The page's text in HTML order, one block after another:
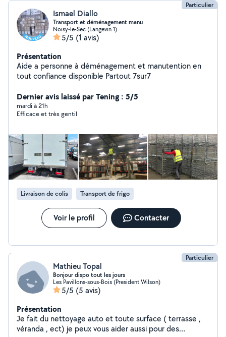
Particulier
Ismael Diallo
Transport et déménagement manu
Noisy-le-Sec (Langevin 1)
5/5 (1 avis)
Présentation
Aide a personne à déménagement et manutention en
tout confiance disponible Partout 7sur7
Dernier avis laissé par Tening : 5/5
mardi à 21h
Efficace et très gentil
Livraison de colis Transport de frigo
Voir le profil Contacter
Particulier
Mathieu Topal
Bonjour dispo tout les jours
Les Pavillons-sous-Bois (President Wilson)
5/5 (5 avis)
Présentation
Je fait du nettoyage auto et toute surface ( terrasse ,
véranda , ect) je peux vous aider aussi pour des